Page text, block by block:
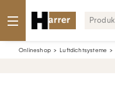
Onlineshop Luftdichtsysteme